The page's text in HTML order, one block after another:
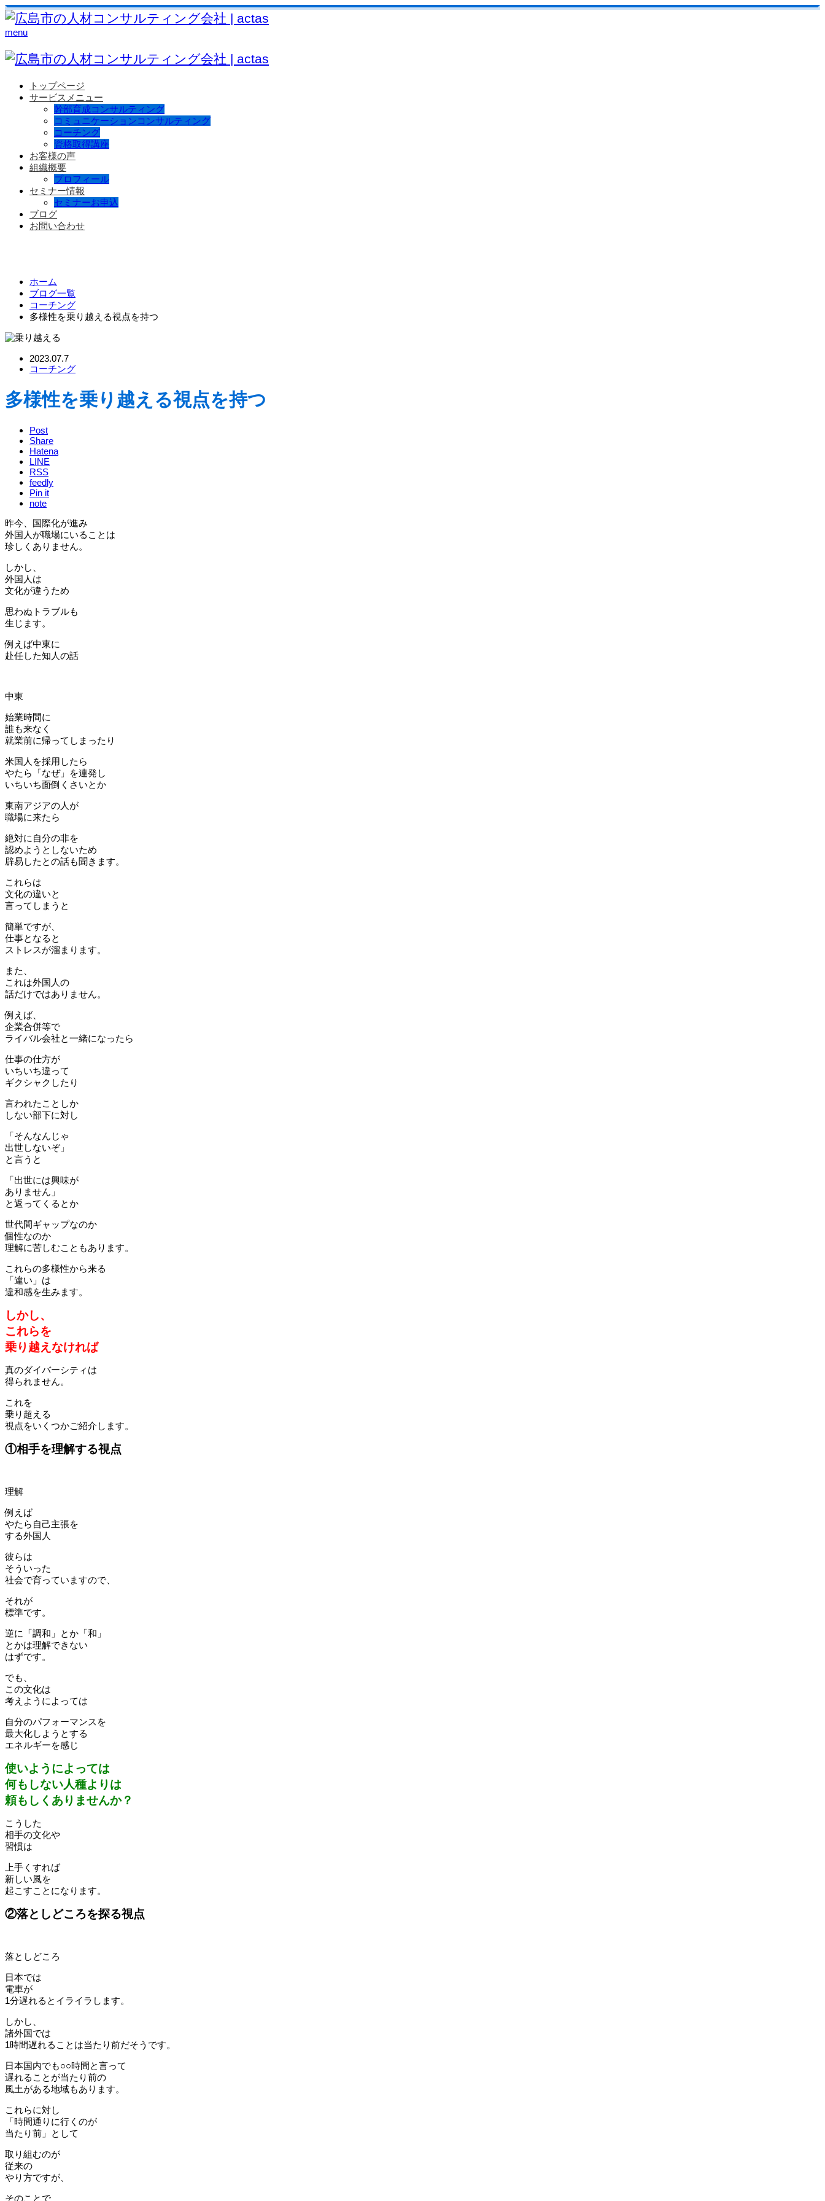
menu
トップページ
サービスメニュー
幹部育成コンサルティング
コミュニケーションコンサルティング
コーチング
資格取得講座
お客様の声
組織概要
プロフィール
セミナー情報
セミナーお申込
ブログ
お問い合わせ
ホーム
ブログ一覧
コーチング
多様性を乗り越える視点を持つ
2023.07.7
コーチング
多様性を乗り越える視点を持つ
Post
Share
Hatena
LINE
RSS
feedly
Pin it
note
昨今、国際化が進み
外国人が職場にいることは
珍しくありません。
しかし、
外国人は
文化が違うため
思わぬトラブルも
生じます。
例えば中東に
赴任した知人の話
中東
始業時間に
誰も来なく
就業前に帰ってしまったり
米国人を採用したら
やたら「なぜ」を連発し
いちいち面倒くさいとか
東南アジアの人が
職場に来たら
絶対に自分の非を
認めようとしないため
辟易したとの話も聞きます。
これらは
文化の違いと
言ってしまうと
簡単ですが、
仕事となると
ストレスが溜まります。
また、
これは外国人の
話だけではありません。
例えば、
企業合併等で
ライバル会社と一緒になったら
仕事の仕方が
いちいち違って
ギクシャクしたり
言われたことしか
しない部下に対し
「そんなんじゃ
出世しないぞ」
と言うと
「出世には興味が
ありません」
と返ってくるとか
世代間ギャップなのか
個性なのか
理解に苦しむこともあります。
これらの多様性から来る
「違い」は
違和感を生みます。
しかし、
これらを
乗り越えなければ
真のダイバーシティは
得られません。
これを
乗り超える
視点をいくつかご紹介します。
①相手を理解する視点
理解
例えば
やたら自己主張を
する外国人
彼らは
そういった
社会で育っていますので、
それが
標準です。
逆に「調和」とか「和」
とかは理解できない
はずです。
でも、
この文化は
考えようによっては
自分のパフォーマンスを
最大化しようとする
エネルギーを感じ
使いようによっては
何もしない人種よりは
頼もしくありませんか？
こうした
相手の文化や
習慣は
上手くすれば
新しい風を
起こすことになります。
②落としどころを探る視点
落としどころ
日本では
電車が
1分遅れるとイライラします。
しかし、
諸外国では
1時間遅れることは当たり前だそうです。
日本国内でも○○時間と言って
遅れることが当たり前の
風土がある地域もあります。
これらに対し
「時間通りに行くのが
当たり前」として
取り組むのが
従来の
やり方ですが、
そのことで